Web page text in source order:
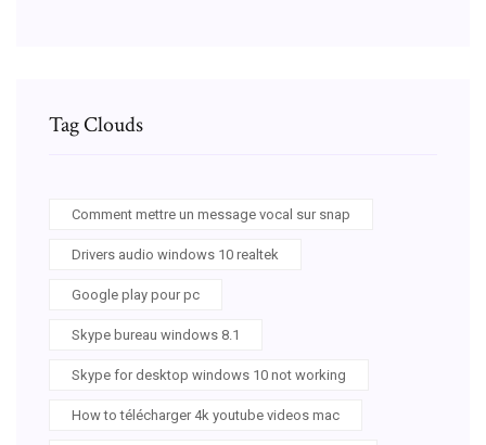
Tag Clouds
Comment mettre un message vocal sur snap
Drivers audio windows 10 realtek
Google play pour pc
Skype bureau windows 8.1
Skype for desktop windows 10 not working
How to télécharger 4k youtube videos mac